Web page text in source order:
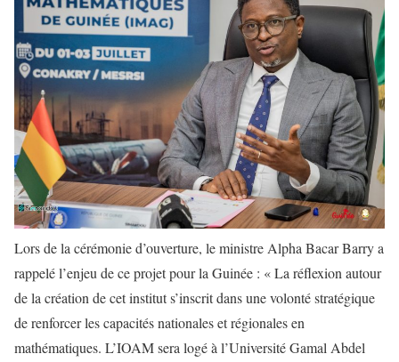
Lors de la cérémonie d’ouverture, le ministre Alpha Bacar Barry a
rappelé l’enjeu de ce projet pour la Guinée : « La réflexion autour
de la création de cet institut s’inscrit dans une volonté stratégique
de renforcer les capacités nationales et régionales en
mathématiques. L’IOAM sera logé à l’Université Gamal Abdel